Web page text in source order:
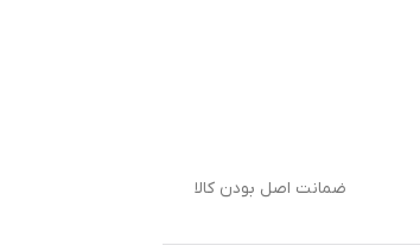
ضمانت اصل بودن کالا